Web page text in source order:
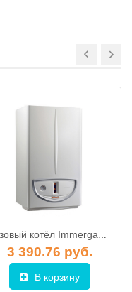
Газовый котёл Immergas EOLO Maior 32 3E (в комплекте) (ДВУХКОНТУРНЫЙ, ТУРБИРОВАННЫЙ)
3 390.76 руб.
В корзину